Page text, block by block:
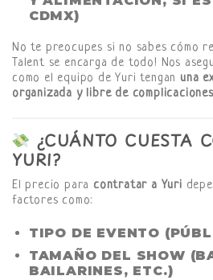
CDMX)
No te preocupes si no sabes cómo
Talent se encarga de todo! Nos
como el equipo de Yuri tengan una
organizada y libre de
¿CUÁNTO CUESTA
YURI?
El precio para contratar a Yuri
factores como:
TIPO DE EVENTO
TAMAÑO DEL SHOW
BAILARINES, ETC.)